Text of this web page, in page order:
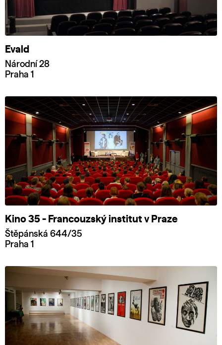
Evald
Národní 28
Praha 1
Kino 35 - Francouzský institut v Praze
Štěpánská 644/35
Praha 1